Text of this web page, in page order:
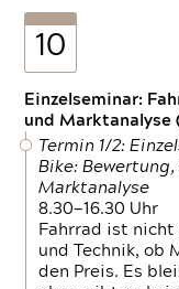
10
Einzelseminar:
und Marktanalyse
Termin 1/2:
Bike: Bewertung,
Marktanalyse
8.30—16.30 Uhr
Fahrrad ist nicht
und Technik, ob
den Preis. Es